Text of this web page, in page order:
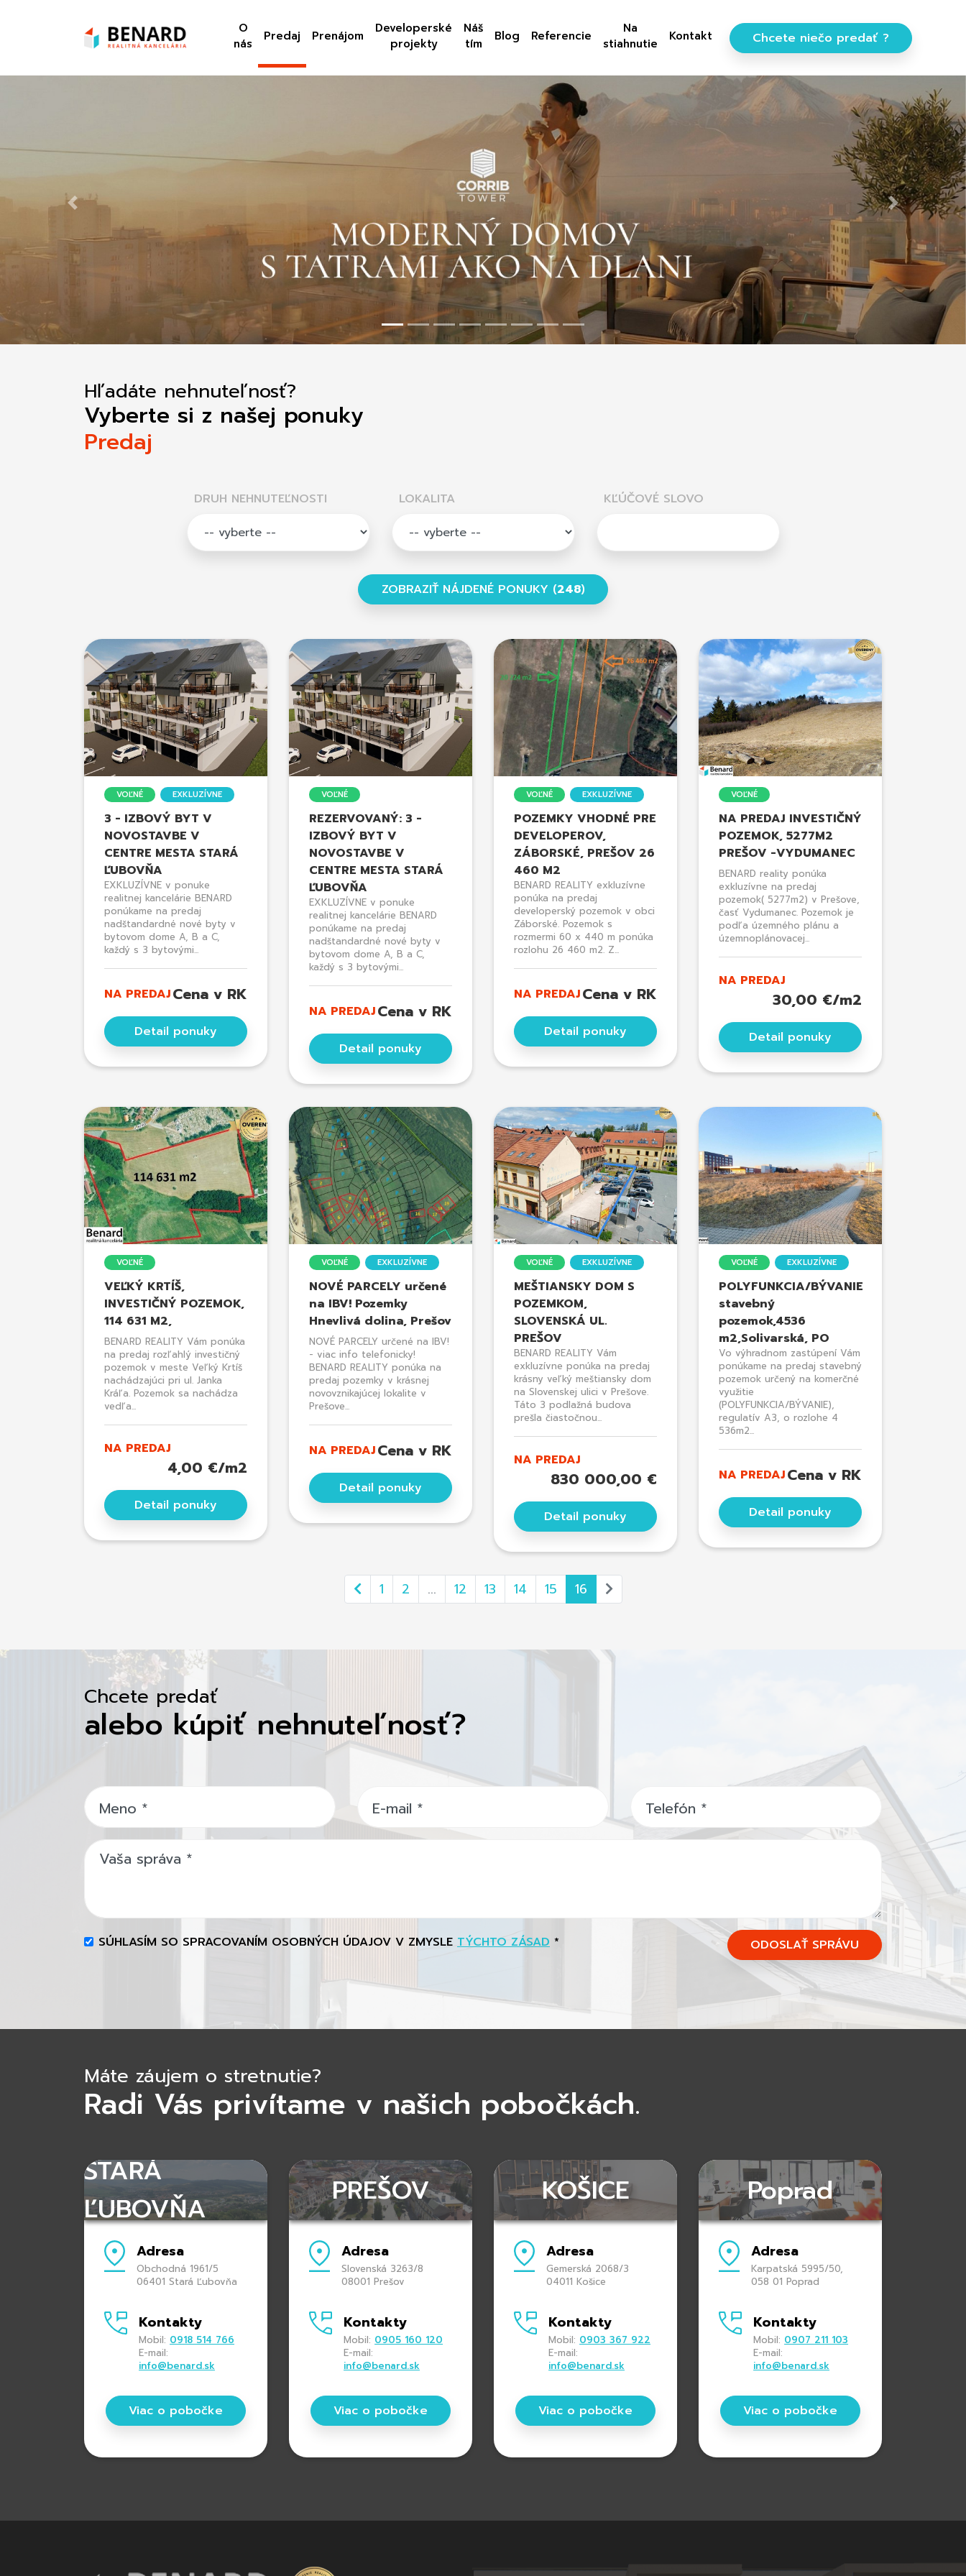
O
nás
Predaj Prenájom
Developerské
projekty
Náš
tím
Blog Referencie
Na
stiahnutie
Kontakt Chcete niečo predať ?
Previous Next
Hľadáte nehnuteľnosť?
Vyberte si z našej ponuky
Predaj
DRUH NEHNUTEĽNOSTI LOKALITA KĽÚČOVÉ SLOVO
ZOBRAZIŤ NÁJDENÉ PONUKY (248)
VOĽNÉ EXKLUZÍVNE
3 - IZBOVÝ BYT V
NOVOSTAVBE V
CENTRE MESTA STARÁ
ĽUBOVŇA
EXKLUZÍVNE v ponuke
realitnej kancelárie BENARD
ponúkame na predaj
nadštandardné nové byty v
bytovom dome A, B a C,
každý s 3 bytovými...
NA PREDAJCena v RK
Detail ponuky
VOĽNÉ
REZERVOVANÝ: 3 -
IZBOVÝ BYT V
NOVOSTAVBE V
CENTRE MESTA STARÁ
ĽUBOVŇA
EXKLUZÍVNE v ponuke
realitnej kancelárie BENARD
ponúkame na predaj
nadštandardné nové byty v
bytovom dome A, B a C,
každý s 3 bytovými...
NA PREDAJCena v RK
Detail ponuky
VOĽNÉ EXKLUZÍVNE
POZEMKY VHODNÉ PRE
DEVELOPEROV,
ZÁBORSKÉ, PREŠOV 26
460 M2
BENARD REALITY exkluzívne
ponúka na predaj
developerský pozemok v obci
Záborské. Pozemok s
rozmermi 60 x 440 m ponúka
rozlohu 26 460 m2. Z...
NA PREDAJCena v RK
Detail ponuky
VOĽNÉ
NA PREDAJ INVESTIČNÝ
POZEMOK, 5277M2
PREŠOV -VYDUMANEC
BENARD reality ponúka
exkluzívne na predaj
pozemok( 5277m2) v Prešove,
časť Vydumanec. Pozemok je
podľa územného plánu a
územnoplánovacej...
NA PREDAJ
30,00 €/m2
Detail ponuky
VOĽNÉ
VEĽKÝ KRTÍŠ,
INVESTIČNÝ POZEMOK,
114 631 M2,
BENARD REALITY Vám ponúka
na predaj rozľahlý investičný
pozemok v meste Veľký Krtíš
nachádzajúci pri ul. Janka
Kráľa. Pozemok sa nachádza
vedľa...
NA PREDAJ
4,00 €/m2
Detail ponuky
VOĽNÉ EXKLUZÍVNE
NOVÉ PARCELY určené
na IBV! Pozemky
Hnevlivá dolina, Prešov
NOVÉ PARCELY určené na IBV!
- viac info telefonicky!
BENARD REALITY ponúka na
predaj pozemky v krásnej
novovznikajúcej lokalite v
Prešove...
NA PREDAJCena v RK
Detail ponuky
VOĽNÉ EXKLUZÍVNE
MEŠTIANSKY DOM S
POZEMKOM,
SLOVENSKÁ UL.
PREŠOV
BENARD REALITY Vám
exkluzívne ponúka na predaj
krásny veľký meštiansky dom
na Slovenskej ulici v Prešove.
Táto 3 podlažná budova
prešla čiastočnou...
NA PREDAJ
830 000,00 €
Detail ponuky
VOĽNÉ EXKLUZÍVNE
POLYFUNKCIA/BÝVANIE
stavebný
pozemok,4536
m2,Solivarská, PO
Vo výhradnom zastúpení Vám
ponúkame na predaj stavebný
pozemok určený na komerčné
využitie
(POLYFUNKCIA/BÝVANIE),
regulatív A3, o rozlohe 4
536m2...
NA PREDAJCena v RK
Detail ponuky
1 2 ... 12 13 14 15 16
Chcete predať
alebo kúpiť nehnuteľnosť?
Meno * E-mail * Telefón *
Vaša správa *
SÚHLASÍM SO SPRACOVANÍM OSOBNÝCH ÚDAJOV V ZMYSLE TÝCHTO ZÁSAD * ODOSLAŤ SPRÁVU
Máte záujem o stretnutie?
Radi Vás privítame v našich pobočkách.
STARÁ
ĽUBOVŇA
Adresa
Obchodná 1961/5
06401 Stará Ľubovňa
Kontakty
Mobil: 0918 514 766
E-mail:
info@benard.sk
Viac o pobočke
PREŠOV
Adresa
Slovenská 3263/8
08001 Prešov
Kontakty
Mobil: 0905 160 120
E-mail:
info@benard.sk
Viac o pobočke
KOŠICE
Adresa
Gemerská 2068/3
04011 Košice
Kontakty
Mobil: 0903 367 922
E-mail:
info@benard.sk
Viac o pobočke
Poprad
Adresa
Karpatská 5995/50,
058 01 Poprad
Kontakty
Mobil: 0907 211 103
E-mail:
info@benard.sk
Viac o pobočke